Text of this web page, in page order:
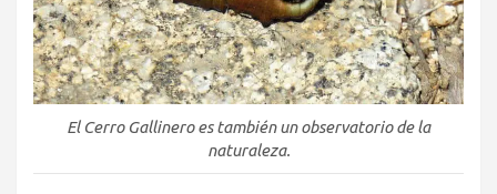
El Cerro Gallinero es también un observatorio de la
naturaleza.